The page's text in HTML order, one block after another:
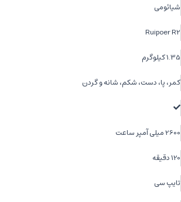
شیائومی
Ruipoer R2
1.35 کیلوگرم
کمر، پا، دست، شکم، شانه و گردن
2600 میلی آمپر ساعت
120 دقیقه
تایپ سی